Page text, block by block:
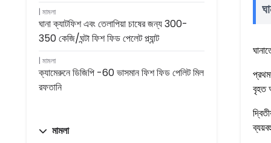
মামলা
ঘানা ক্যাটফিশ এবং তেলাপিয়া চাষের জন্য 300-
350 কেজি/ঘন্টা ফিশ ফিড পেলেট প্ল্যান্ট
মামলা
ক্যামেরুনে ডিজিপি -60 ভাসমান ফিশ ফিড পেলিট মিল
রফতানি
মামলা
বৃহত